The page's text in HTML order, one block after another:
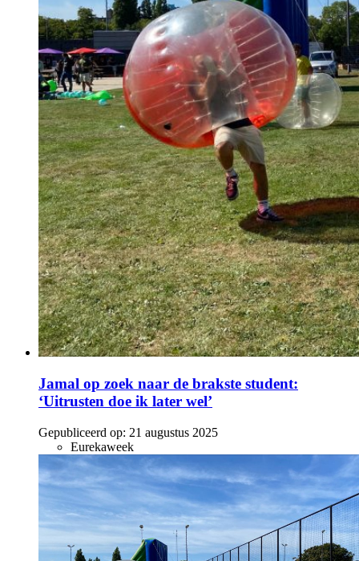
Jamal op zoek naar de brakste student:
‘Uitrusten doe ik later wel’
Gepubliceerd op: 21 augustus 2025
Eurekaweek